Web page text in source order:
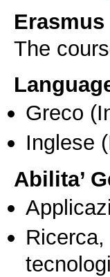
Erasmus
The
Greco
Inglese
Abilita’